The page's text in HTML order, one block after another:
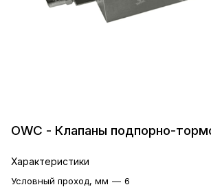
OWC - Клапаны подпорно-
Характеристики
Условный проход, мм — 6